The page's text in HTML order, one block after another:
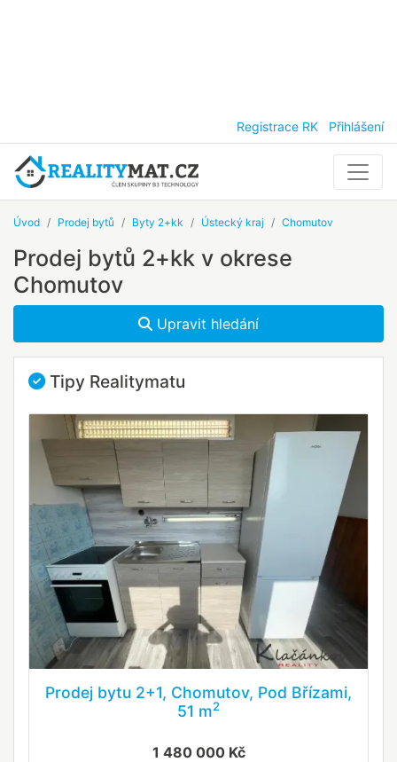
Registrace RK Přihlášení
Úvod Prodej bytů Byty 2+kk Ústecký kraj Chomutov
Prodej bytů 2+kk v okrese
Chomutov
Upravit hledání
Tipy Realitymatu
Prodej bytu 2+1, Chomutov, Pod Břízami,
51 m2
1 480 000 Kč